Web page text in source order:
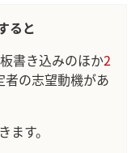
ると
書き込みのほか2
者の志望動機があ
ます。